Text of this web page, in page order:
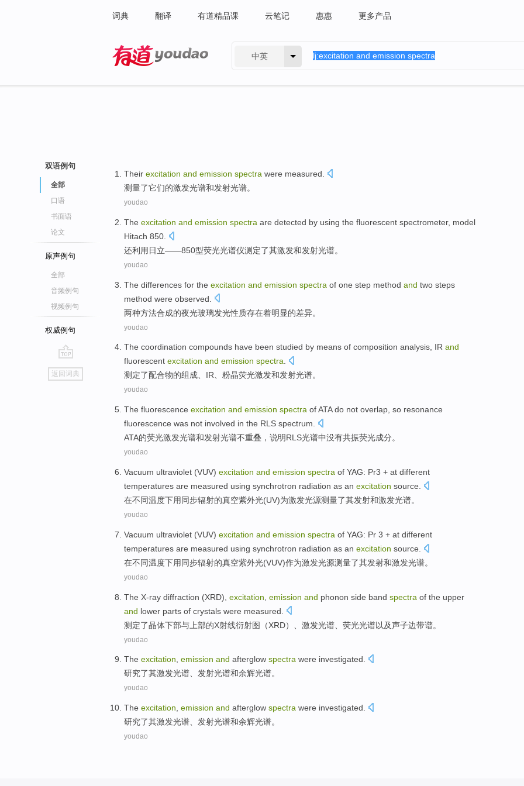
词典 翻译 有道精品课 云笔记 惠惠 更多产品
中英
双语例句
全部
口语
书面语
论文
原声例句
全部
音频例句
视频例句
权威例句
go
top
返回词典
Their excitation and emission spectra were measured
测量了它们的激发光谱和发射光谱。
youdao
The excitation and emission spectra are detected by using the fluorescent spectrometer, model
Hitach 850.
还利用日立——850型荧光光谱仪测定了其激发和发射光谱。
youdao
The differences for the excitation and emission spectra of one step method and two steps
method were observed.
两种方法合成的夜光玻璃发光性质存在着明显的差异。
youdao
The coordination compounds have been studied by means of composition analysis, IR and
fluorescent excitation and emission spectra.
测定了配合物的组成、 IR、粉晶荧光激发和发射光谱。
youdao
The fluorescence excitation and emission spectra ofATAdo not overlap , so resonance
fluorescence was not involved in the RLS spectrum
ATA的荧光激发光谱和发射光谱不重叠 ， 说明RLS光谱中没有共振荧光成分。
youdao
Vacuum ultraviolet (VUV) excitation and emission spectra of YAG: Pr3 + at different
temperatures are measured using synchrotron radiation as an excitation source
在不同温度下用同步辐射的真空紫外光(UV)为激发光源测量了其发射和激发光谱。
youdao
Vacuum ultraviolet (VUV) excitation and emission spectra of YAG: Pr 3 + at different
temperatures are measured using synchrotron radiation as an excitation source
在不同温度下用同步辐射的真空紫外光(VUV)作为激发光源测量了其发射和激发光谱。
youdao
The X-ray diffraction (XRD), excitation emission and phonon side band spectra of the upper
and lower parts of crystals were measured
测定了晶体下部与 上部的X射线衍射图 （XRD）、 激发光谱 、荧光光谱以及声子边带谱。
youdao
The excitation, emission and afterglow spectra were investigated.
研究了其激发光谱、 发射光谱和余辉光谱。
youdao
The excitation emission and afterglow spectra were investigated
研究了其激发光谱 发射光谱和余辉光谱。
youdao